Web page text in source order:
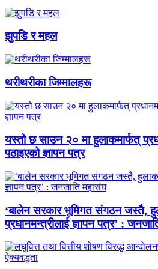
झुपडि र महल
थरीथरीका जिम्मालहरू
यस्तो छ साउन २० मा हुलाकमार्फत्
पठाइएको ज्ञापन पत्र
‘बालेन सरकार भूमिगत संगठन जस्तै,
प्रधानमन्त्रीलाई ज्ञापन पत्र’ :